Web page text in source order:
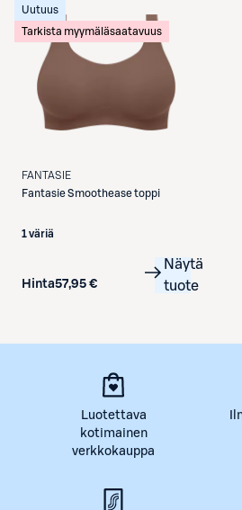
Uutuus
Tarkista myymäläsaatavuus
FANTASIE
FantasieSmoothease toppi
1 väriä
Hinta57,95 €
Näytä
tuote
Luotettava
kotimainen
verkkokauppa